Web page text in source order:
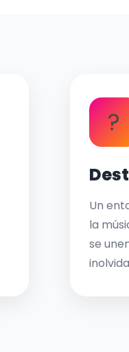
?
Un
la
se